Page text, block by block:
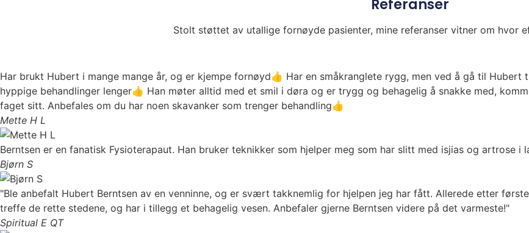
Referanser
Stolt støttet av utallige fornøyde pasienter, mine referanser vitner om hvor
Har brukt Hubert i mange mange år, og er kjempe fornøyd👍 Har en småkranglete rygg, men ved å gå til
hyppige behandlinger lenger👍 Han møter alltid med et smil i døra og er trygg og behagelig å snakke med,
faget sitt. Anbefales om du har noen skavanker som trenger behandling👍
Mette H L
Berntsen er en fanatisk Fysioterapaut. Han bruker teknikker som hjelper meg som har slitt med isjias og artrose
Bjørn S
"Ble anbefalt Hubert Berntsen av en venninne, og er svært takknemlig for hjelpen jeg har fått. Allerede etter
treffe de rette stedene, og har i tillegg et behagelig vesen. Anbefaler gjerne Berntsen videre på det varmeste!"
Spiritual E QT